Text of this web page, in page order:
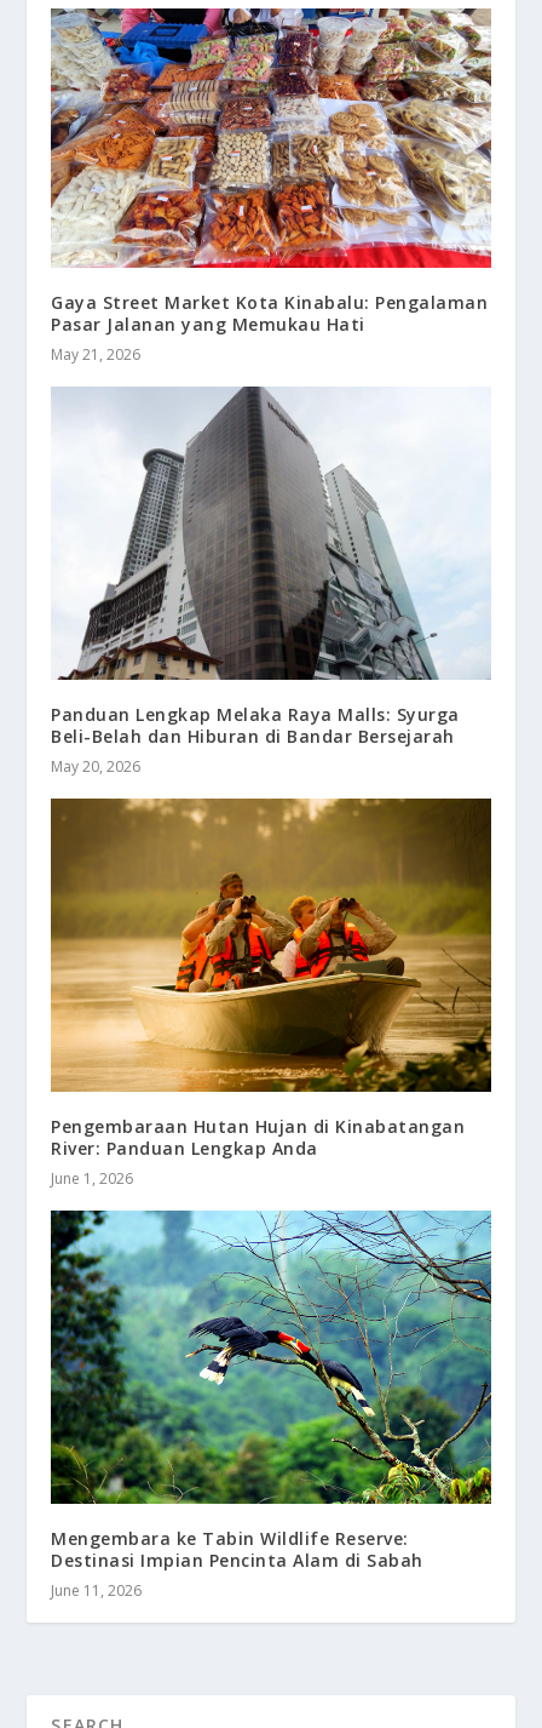
Gaya Street Market Kota Kinabalu: Pengalaman
Pasar Jalanan yang Memukau Hati
May 21, 2026
Panduan Lengkap Melaka Raya Malls: Syurga
Beli-Belah dan Hiburan di Bandar Bersejarah
May 20, 2026
Pengembaraan Hutan Hujan di Kinabatangan
River: Panduan Lengkap Anda
June 1, 2026
Mengembara ke Tabin Wildlife Reserve:
Destinasi Impian Pencinta Alam di Sabah
June 11, 2026